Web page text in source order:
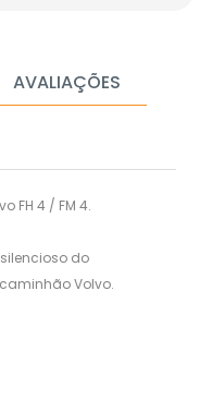
AVALIAÇÕES
FH 4 / FM 4.
do
Volvo.